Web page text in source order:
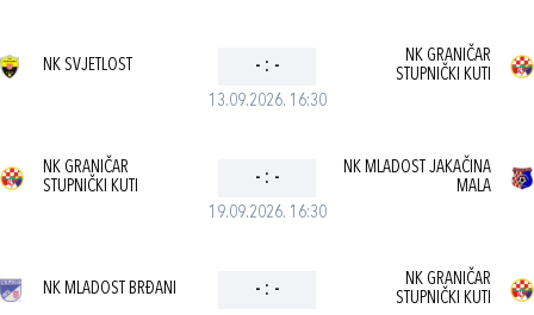
13.09.2026. 16:30
NK SVJETLOST - : -
NK GRANIČAR
STUPNIČKI KUTI
19.09.2026. 16:30
NK GRANIČAR
STUPNIČKI KUTI
- : -
NK MLADOST JAKAČINA
MALA
NK MLADOST BRĐANI - : -
NK GRANIČAR
STUPNIČKI KUTI